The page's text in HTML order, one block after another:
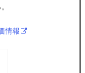
情報